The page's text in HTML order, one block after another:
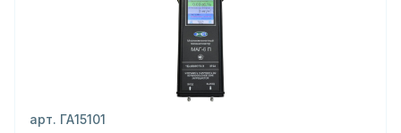
арт. ГА15101